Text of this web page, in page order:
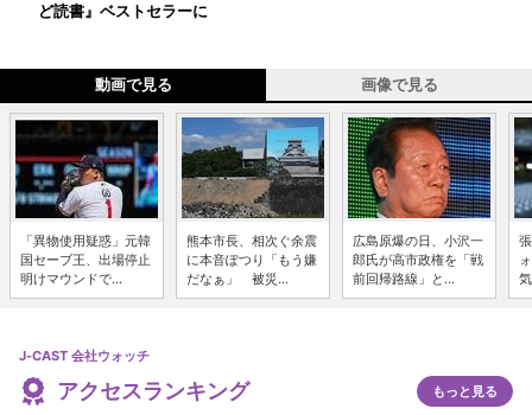
ど読書』ベストセラーに
動画で見る 画像で見る
「異物使用疑惑」元韓
国セーブ王、出場停止
明けマウンドで...
熊本市長、相次ぐ余震
に本音ぽつり「もう嫌
だなぁ」 被災...
広島原爆の日、小沢一
郎氏が高市政権を「戦
前回帰路線」と...
J-CAST 会社ウォッチ
アクセスランキング もっと見る